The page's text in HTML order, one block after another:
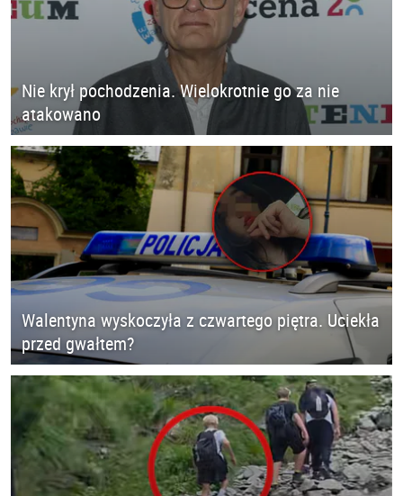
Nie krył pochodzenia. Wielokrotnie go za nie
atakowano
Walentyna wyskoczyła z czwartego piętra. Uciekła
przed gwałtem?